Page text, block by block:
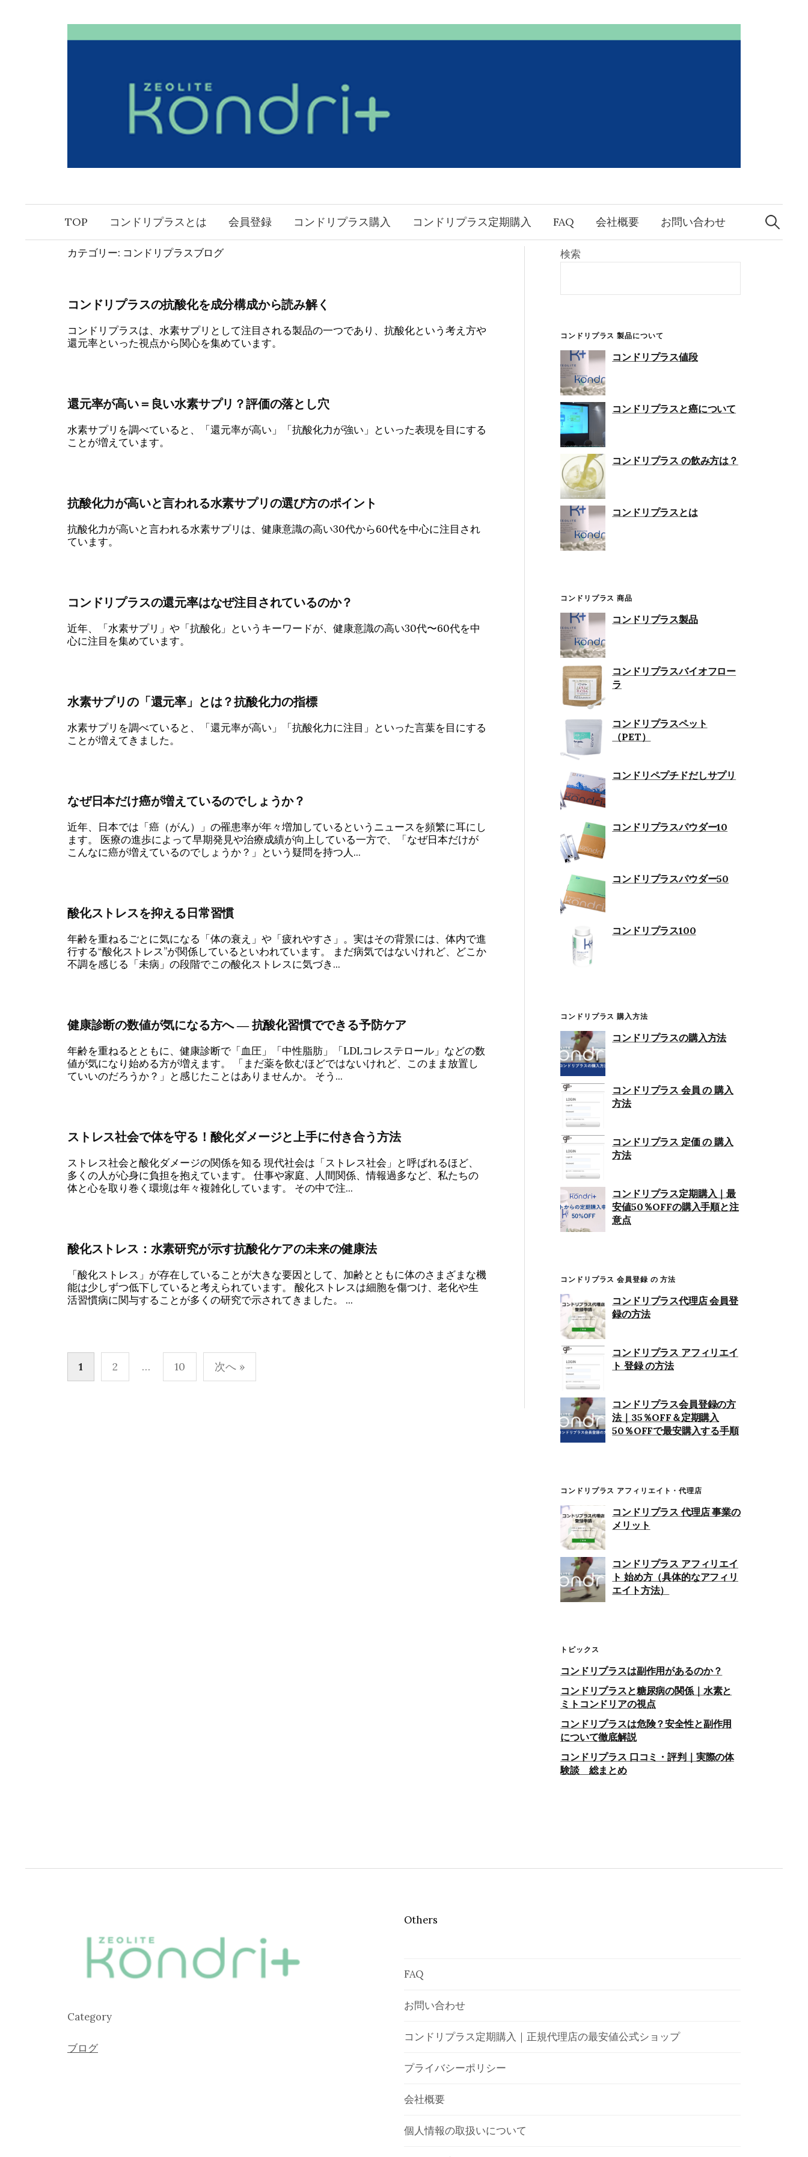
TOP コンドリプラスとは 会員登録 コンドリプラス購入 コンドリプラス定期購入 FAQ 会社概要 お問い合わせ
検
索:
カテゴリー: コンドリプラスブログ
コンドリプラスの抗酸化を成分構成から読み解く
コンドリプラスは、水素サプリとして注目される製品の一つであり、抗酸化という考え方や
還元率といった視点から関心を集めています。
還元率が高い＝良い水素サプリ？評価の落とし穴
水素サプリを調べていると、「還元率が高い」「抗酸化力が強い」といった表現を目にする
ことが増えています。
抗酸化力が高いと言われる水素サプリの選び方のポイント
抗酸化力が高いと言われる水素サプリは、健康意識の高い30代から60代を中心に注目され
ています。
コンドリプラスの還元率はなぜ注目されているのか？
近年、「水素サプリ」や「抗酸化」というキーワードが、健康意識の高い30代〜60代を中
心に注目を集めています。
水素サプリの「還元率」とは？抗酸化力の指標
水素サプリを調べていると、「還元率が高い」「抗酸化力に注目」といった言葉を目にする
ことが増えてきました。
なぜ日本だけ癌が増えているのでしょうか？
近年、日本では「癌（がん）」の罹患率が年々増加しているというニュースを頻繁に耳にし
ます。 医療の進歩によって早期発見や治療成績が向上している一方で、「なぜ日本だけが
こんなに癌が増えているのでしょうか？」という疑問を持つ人...
酸化ストレスを抑える日常習慣
年齢を重ねるごとに気になる「体の衰え」や「疲れやすさ」。実はその背景には、体内で進
行する“酸化ストレス”が関係しているといわれています。 まだ病気ではないけれど、どこか
不調を感じる「未病」の段階でこの酸化ストレスに気づき...
健康診断の数値が気になる方へ ― 抗酸化習慣でできる予防ケア
年齢を重ねるとともに、健康診断で「血圧」「中性脂肪」「LDLコレステロール」などの数
値が気になり始める方が増えます。 「まだ薬を飲むほどではないけれど、このまま放置し
ていいのだろうか？」と感じたことはありませんか。 そう...
ストレス社会で体を守る！酸化ダメージと上手に付き合う方法
ストレス社会と酸化ダメージの関係を知る 現代社会は「ストレス社会」と呼ばれるほど、
多くの人が心身に負担を抱えています。 仕事や家庭、人間関係、情報過多など、私たちの
体と心を取り巻く環境は年々複雑化しています。 その中で注...
酸化ストレス：水素研究が示す抗酸化ケアの未来の健康法
「酸化ストレス」が存在していることが大きな要因として、加齢とともに体のさまざまな機
能は少しずつ低下していると考えられています。 酸化ストレスは細胞を傷つけ、老化や生
活習慣病に関与することが多くの研究で示されてきました。 ...
投
稿
1 2 … 10 次へ »
検索
コンドリプラス 製品について
コンドリプラス値段
コンドリプラスと癌について
コンドリプラス の飲み方は？
コンドリプラスとは
コンドリプラス 商品
コンドリプラス製品
コンドリプラスバイオフロー
ラ
コンドリプラスペット
（PET）
コンドリペプチドだしサプリ
コンドリプラスパウダー10
コンドリプラスパウダー50
コンドリプラス100
コンドリプラス 購入方法
コンドリプラスの購入方法
コンドリプラス 会員 の 購入
方法
コンドリプラス 定価 の 購入
方法
コンドリプラス定期購入｜最
安値50％OFFの購入手順と注
意点
コンドリプラス 会員登録 の 方法
コンドリプラス代理店 会員登
録の方法
コンドリプラス アフィリエイ
ト 登録 の方法
コンドリプラス会員登録の方
法｜35％OFF＆定期購入
50％OFFで最安購入する手順
コンドリプラス アフィリエイト・代理店
コンドリプラス 代理店 事業の
メリット
コンドリプラス アフィリエイ
ト 始め方（具体的なアフィリ
エイト方法）
トピックス
コンドリプラスは副作用があるのか？
コンドリプラスと糖尿病の関係｜水素と
ミトコンドリアの視点
コンドリプラスは危険？安全性と副作用
について徹底解説
コンドリプラス 口コミ・評判｜実際の体
験談 総まとめ
Category
ブログ
Others
FAQ
お問い合わせ
コンドリプラス定期購入｜正規代理店の最安値公式ショップ
プライバシーポリシー
会社概要
個人情報の取扱いについて